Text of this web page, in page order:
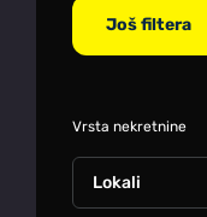
Još filtera
Vrsta nekretnine